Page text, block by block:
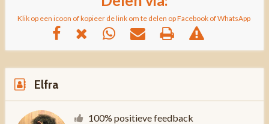
Klik op een icoon of kopieer de link om te delen op Facebook of WhatsApp
Elfra
100% positieve feedback